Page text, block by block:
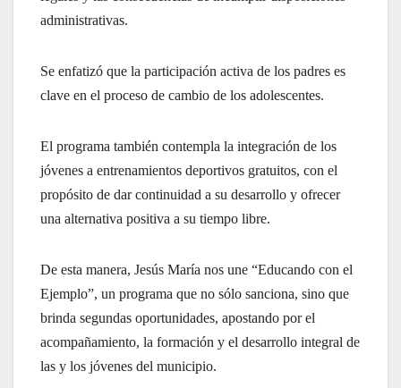
administrativas.
Se enfatizó que la participación activa de los padres es
clave en el proceso de cambio de los adolescentes.
El programa también contempla la integración de los
jóvenes a entrenamientos deportivos gratuitos, con el
propósito de dar continuidad a su desarrollo y ofrecer
una alternativa positiva a su tiempo libre.
De esta manera, Jesús María nos une “Educando con el
Ejemplo”, un programa que no sólo sanciona, sino que
brinda segundas oportunidades, apostando por el
acompañamiento, la formación y el desarrollo integral de
las y los jóvenes del municipio.